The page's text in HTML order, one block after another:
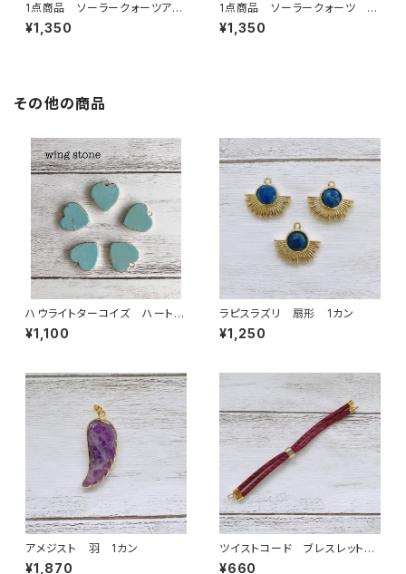
1点商品 ソーラークォーツアク
ア 2カン ⑨
¥1,350
1点商品 ソーラークォーツ グ
レージュパープル 2カン
¥1,350
その他の商品
ハウライトターコイズ ハート形
（１カン）ゴールド
¥1,100
ラピスラズリ 扇形 1カン
¥1,250
アメジスト 羽 1カン
¥1,870
ツイストコード ブレスレット
紐 ワインレッド
¥660